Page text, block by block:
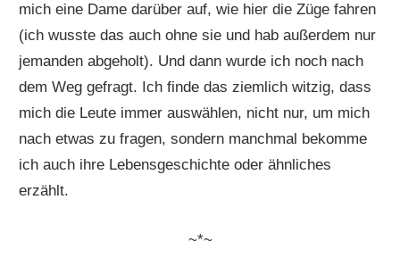
mich eine Dame darüber auf, wie hier die Züge fahren
(ich wusste das auch ohne sie und hab außerdem nur
jemanden abgeholt). Und dann wurde ich noch nach
dem Weg gefragt. Ich finde das ziemlich witzig, dass
mich die Leute immer auswählen, nicht nur, um mich
nach etwas zu fragen, sondern manchmal bekomme
ich auch ihre Lebensgeschichte oder ähnliches
erzählt.
~*~